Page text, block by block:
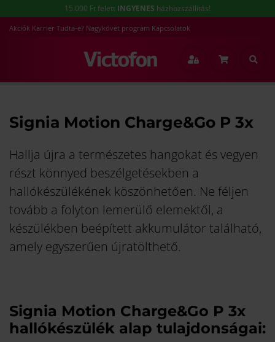
15.000 Ft felett INGYENES házhozszállítás!
Akciók Karrier Tudta-e? Nagykövet program Kapcsolatok
Signia Motion Charge&Go P 3x
Hallja újra a természetes hangokat és vegyen
részt könnyed beszélgetésekben a
hallókészülékének köszönhetően. Ne féljen
tovább a folyton lemerülő elemektől, a
készülékben beépített akkumulátor található,
amely egyszerűen újratölthető.
Signia Motion Charge&Go P 3x
hallókészülék alap tulajdonságai: